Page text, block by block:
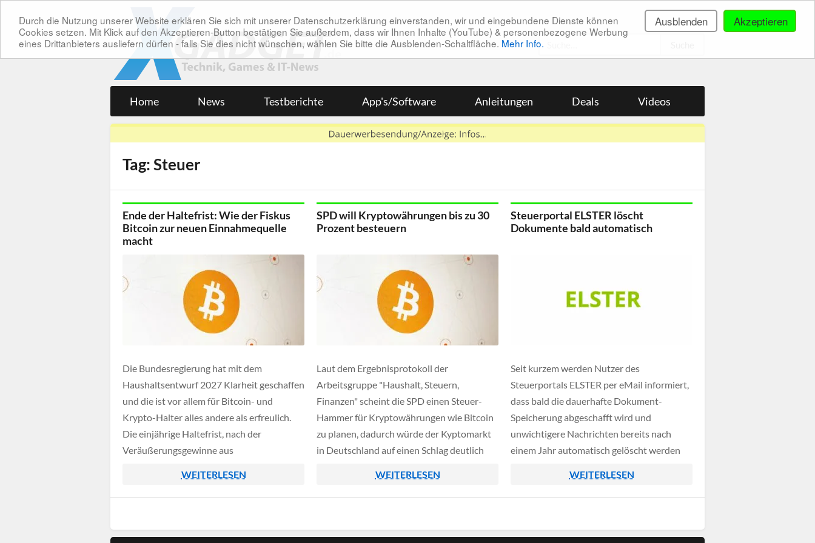
Akzeptieren
Ausblenden
Durch die Nutzung unserer Website erklären Sie sich mit unserer Datenschutzerklärung einverstanden, wir und eingebundene Dienste können
Cookies setzen. Mit Klick auf den Akzeptieren-Button bestätigen Sie außerdem, dass wir Ihnen Inhalte (YouTube) & personenbezogene Werbung
eines Drittanbieters ausliefern dürfen - falls Sie dies nicht wünschen, wählen Sie bitte die Ausblenden-Schaltfläche. Mehr Info.
Home News Testberichte App's/Software Anleitungen Deals Videos
Tag: Steuer
Ende der Haltefrist: Wie der Fiskus
Bitcoin zur neuen Einnahmequelle
macht
Die Bundesregierung hat mit dem
Haushaltsentwurf 2027 Klarheit geschaffen
und die ist vor allem für Bitcoin- und
Krypto-Halter alles andere als erfreulich.
Die einjährige Haltefrist, nach der
Veräußerungsgewinne aus
bleiben, soll nämlich fallen. Stattdessen
sollen Kryptowerte künftig den Einkünften
steuerlich behandelt wie Aktien. Offiziell
WEITERLESEN
SPD will Kryptowährungen bis zu 30
Prozent besteuern
Laut dem Ergebnisprotokoll der
Arbeitsgruppe "Haushalt, Steuern,
Finanzen" scheint die SPD einen Steuer-
Hammer für Kryptowährungen wie Bitcoin
zu planen, dadurch würde der Kyptomarkt
in Deutschland auf einen Schlag deutlich
Investoren vertreiben.
WEITERLESEN
Steuerportal ELSTER löscht
Dokumente bald automatisch
Seit kurzem werden Nutzer des
Steuerportals ELSTER per eMail informiert,
dass bald die dauerhafte Dokument-
Speicherung abgeschafft wird und
unwichtigere Nachrichten bereits nach
einem Jahr automatisch gelöscht werden
WEITERLESEN